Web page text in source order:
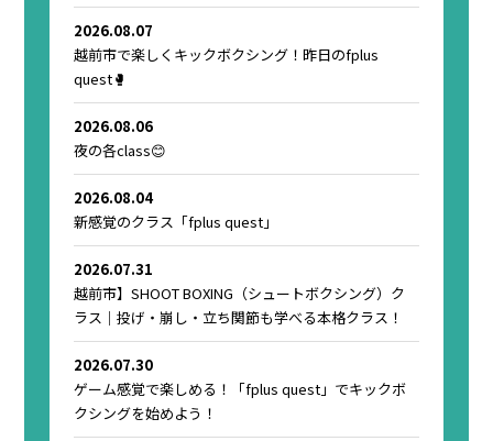
2026.08.07
越前市で楽しくキックボクシング！昨日のfplus
quest🥊
2026.08.06
夜の各class😊
2026.08.04
新感覚のクラス「fplus quest」
2026.07.31
越前市】SHOOT BOXING（シュートボクシング）ク
ラス｜投げ・崩し・立ち関節も学べる本格クラス！
2026.07.30
ゲーム感覚で楽しめる！「fplus quest」でキックボ
クシングを始めよう！